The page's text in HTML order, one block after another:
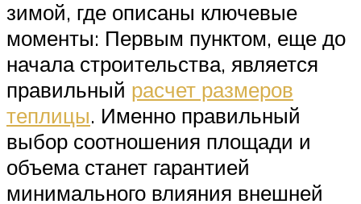
зимой, где описаны ключевые
моменты: Первым пунктом, еще до
начала строительства, является
правильный расчет размеров
теплицы. Именно правильный
выбор соотношения площади и
объема станет гарантией
минимального влияния внешней